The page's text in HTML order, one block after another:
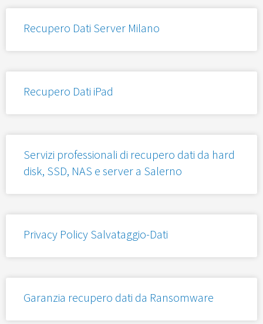
Recupero Dati Server Milano
Recupero Dati iPad
Servizi professionali di recupero dati da hard
disk, SSD, NAS e server a Salerno
Privacy Policy Salvataggio-Dati
Garanzia recupero dati da Ransomware